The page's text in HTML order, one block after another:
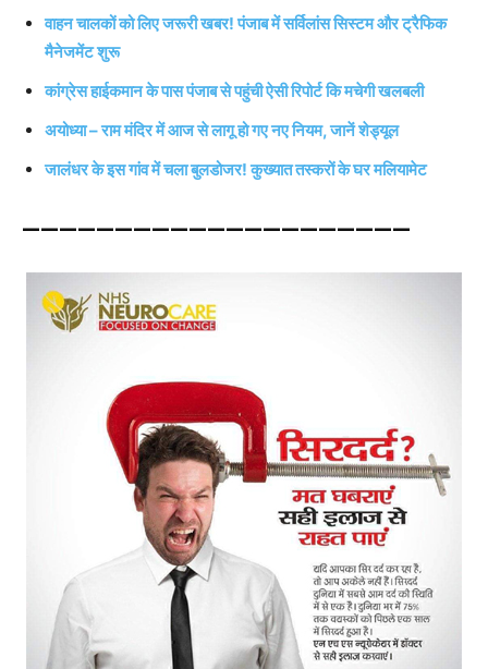
वाहन चालकों को लिए जरूरी खबर! पंजाब में सर्विलांस सिस्टम और ट्रैफिक
मैनेजमेंट शुरू
कांग्रेस हाईकमान के पास पंजाब से पहुंची ऐसी रिपोर्ट कि मचेगी खलबली
अयोध्या – राम मंदिर में आज से लागू हो गए नए नियम, जानें शेड्यूल
जालंधर के इस गांव में चला बुलडोजर! कुख्यात तस्करों के घर मलियामेट
—————————————————————